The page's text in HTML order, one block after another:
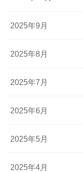
2025年9月
2025年8月
2025年7月
2025年6月
2025年5月
2025年4月